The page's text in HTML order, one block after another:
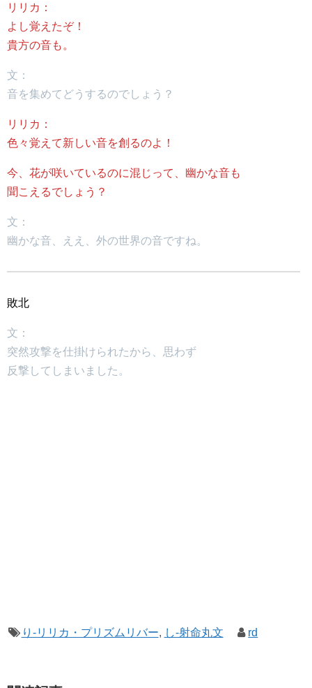
リリカ：
よし覚えたぞ！
貴方の音も。
文：
音を集めてどうするのでしょう？
リリカ：
色々覚えて新しい音を創るのよ！
今、花が咲いているのに混じって、幽かな音も
聞こえるでしょう？
文：
幽かな音、ええ、外の世界の音ですね。
敗北
文：
突然攻撃を仕掛けられたから、思わず
反撃してしまいました。
り-リリカ・プリズムリバー, し-射命丸文 rd